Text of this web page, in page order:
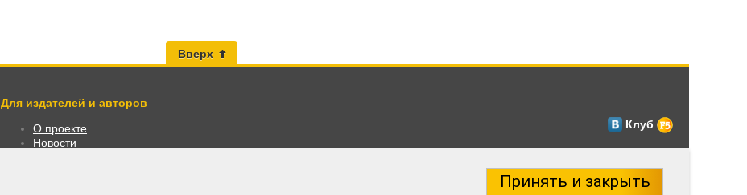
Вверх
Для издателей и авторов
О проекте
Новости
Клуб
Принять и закрыть